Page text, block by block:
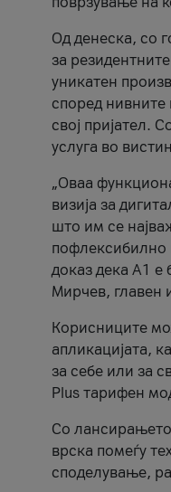
Од денеска, со
за
уникатен
според нивните
свој пријател.
услуга во
„Оваа
визија за
што им се
пофлексибилно
доказ дека А1 е
Мирчев, главен
Корисниците
апликацијата,
за себе или за
Plus тарифен
Со
врска помеѓу
споделување,